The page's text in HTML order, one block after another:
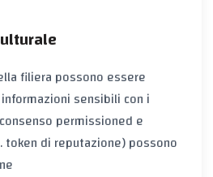
filiera possono essere
sensibili con i
consenso permissioned e
token di reputazione) possono